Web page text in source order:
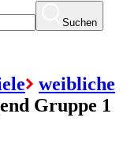
Suchen
weibliche
Gruppe 1